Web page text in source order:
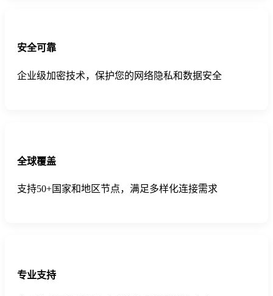
安全可靠
企业级加密技术，保护您的网络隐私和数据安全
全球覆盖
支持50+国家和地区节点，满足多样化连接需求
专业支持